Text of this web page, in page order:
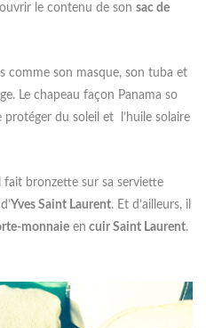
le contenu de son sac de
comme son masque, son tuba et
Le chapeau façon Panama so
protéger du soleil et l’huile solaire
fait bronzette sur sa serviette
Yves Saint Laurent. Et d’ailleurs, il
monnaie en cuir Saint Laurent.